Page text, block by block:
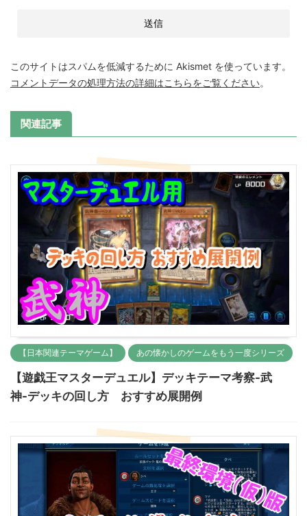
このサイトはスパムを低減するために Akismet を使っています。
コメントデータの処理方法の詳細はこちらをご覧ください。
関連記事
【日本関連テーマゲーム】 あの懐かしのゲームをもう一度シリーズ
【遊戯王マスターデュエル】デッキテーマ考察-武
神-デッキの回し方 おすすめ展開例